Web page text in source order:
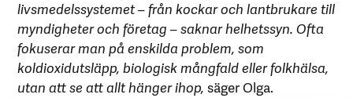
livsmedelssystemet – från kockar och lantbrukare till
myndigheter och företag – saknar helhetssyn. Ofta
fokuserar man på enskilda problem, som
koldioxidutsläpp, biologisk mångfald eller folkhälsa,
utan att se att allt hänger ihop,säger Olga.